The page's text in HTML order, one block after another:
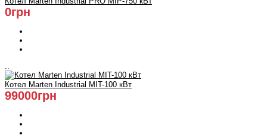
0грн
..
Котел Marten Industrial МIT-100 кВт
99000грн